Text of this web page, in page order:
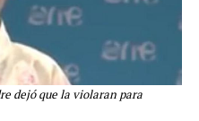
dejó que la violaran para